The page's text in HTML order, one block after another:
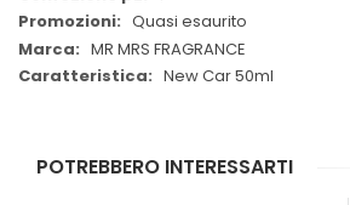
Quasi esaurito
MR MRS FRAGRANCE
New Car 50ml
POTREBBERO INTERESSARTI